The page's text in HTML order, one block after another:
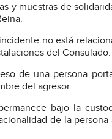
y muestras de
no está
del Consulado.
de una persona
del agresor.
bajo la
de la